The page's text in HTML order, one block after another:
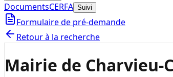
DocumentsCERFA Suivi
Formulaire de pré-demande
Retour à la recherche
Mairie de Charvieu-